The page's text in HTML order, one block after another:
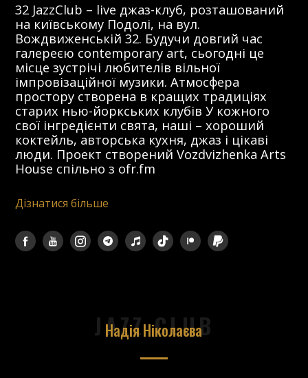
32 JazzClub – live джаз-клуб, розташований
на київському Подолі, на вул.
Вождвиженській 32. Будучи довгий час
галереєю contemporary art, сьогодні це
місце зустрічі любителів вільної
імпровізаційної музики. Атмосфера
простору створена в кращих традиціях
старих нью-йоркських клубів У кожного
свої інгредієнти свята, наші – хороший
коктейль, авторська кухня, джаз і цікаві
люди. Проект створений Vozdvizhenka Arts
House спільно з ofr.fm
Дізнатися більше
JAZZ CLUB
Надія Ніколаєва